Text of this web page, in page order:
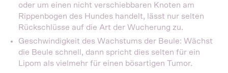
oder um einen nicht verschiebbaren Knoten am
Rippenbogen des Hundes handelt, lässt nur selten
Rückschlüsse auf die Art der Wucherung zu.
Geschwindigkeit des Wachstums der Beule: Wächst
die Beule schnell, dann spricht dies selten für ein
Lipom als vielmehr für einen bösartigen Tumor.